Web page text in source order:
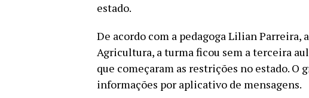
estado.
De acordo com a pedagoga Lilian Parreira,
Agricultura, a turma ficou sem a terceira
que começaram as restrições no estado.
informações por aplicativo de mensagens.